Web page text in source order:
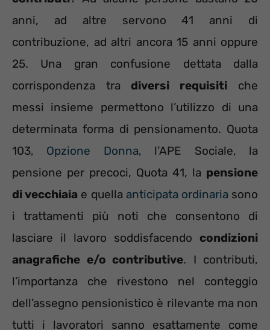
anni, ad altre servono 41 anni di
contribuzione, ad altri ancora 15 anni oppure
25. Una gran confusione dettata dalla
corrispondenza tra diversi requisiti che
messi insieme permettono l’utilizzo di una
determinata forma di pensionamento. Quota
103, Opzione Donna, l’APE Sociale, la
pensione per precoci, Quota 41, la pensione
di vecchiaia e quella anticipata ordinaria sono
i trattamenti più noti che consentono di
lasciare il lavoro soddisfacendo condizioni
anagrafiche e/o contributive. I contributi,
l’importanza che rivestono nel conteggio
dell’assegno pensionistico è rilevante ma non
tutti i lavoratori sanno esattamente come